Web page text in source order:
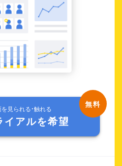
見られる・触れる
イアルを希望